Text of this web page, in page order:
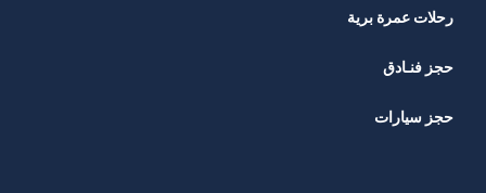
رحلات عمرة برية
حجز فنـادق
حجز سيارات